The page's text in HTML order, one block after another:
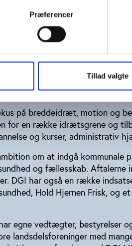
Præferencer
Tillad valgte
de frivillige foreninger som
politisk ledelse og en fælles
på breddeidræt, motion og
for en række idrætsgrene og
og kurser, administrativ
om at indgå kommunale
og fællesskab. Aftalerne
DGI har også en række
Hold Hjernen Frisk, og
egne vedtægter, bestyrelser
landsdelsforeninger med